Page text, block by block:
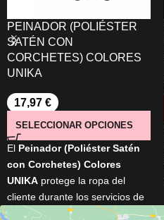
PEINADOR (POLIÉSTER
SATÉN CON
CORCHETES) COLORES
UNIKA
17,97 €
SELECCIONAR OPCIONES
El Peinador (Poliéster Satén
con Corchetes) Colores
UNIKA protege la ropa del
cliente durante los servicios de
peluquería y barbería. Cuenta